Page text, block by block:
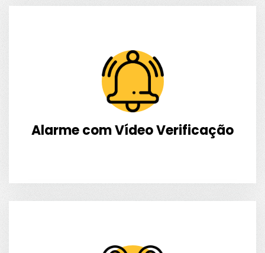
Alarme com Vídeo Verificação